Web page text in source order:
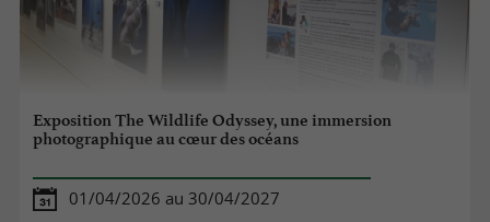
Exposition The Wildlife Odyssey, une immersion
photographique au cœur des océans
01/04/2026 au 30/04/2027